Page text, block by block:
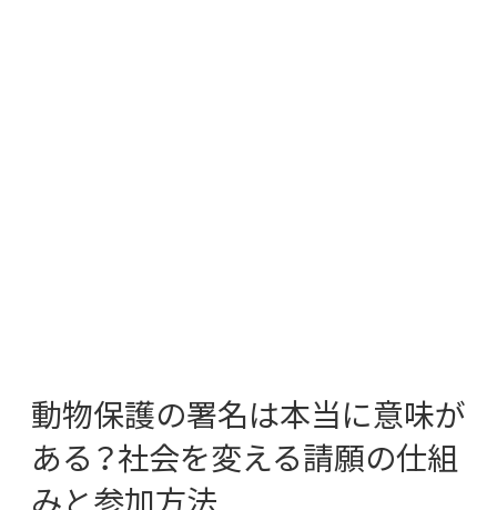
動物保護の署名は本当に意味が
ある？社会を変える請願の仕組